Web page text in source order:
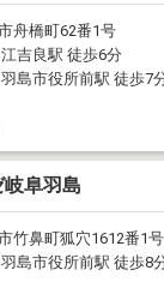
舟橋町62番1号
吉良駅 徒歩6分
島市役所前駅 徒歩7
阜羽島
竹鼻町狐穴1612番1号
島市役所前駅 徒歩8